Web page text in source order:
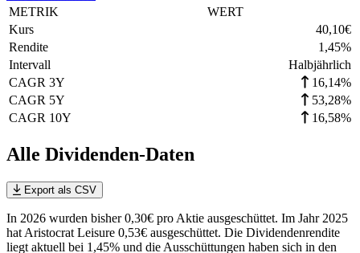
METRIK
WERT
Kurs
40,10€
Rendite
1,45%
Intervall
Halbjährlich
CAGR 3Y
16,14%
CAGR 5Y
53,28%
CAGR 10Y
16,58%
Alle Dividenden-Daten
Export als CSV
In 2026 wurden bisher 0,30€ pro Aktie ausgeschüttet. Im Jahr 2025
hat Aristocrat Leisure 0,53€ ausgeschüttet. Die Dividendenrendite
liegt aktuell bei 1,45% und die Ausschüttungen haben sich in den